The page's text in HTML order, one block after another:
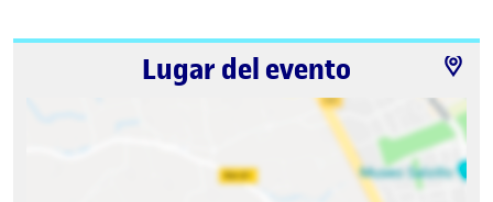
Lugar del evento